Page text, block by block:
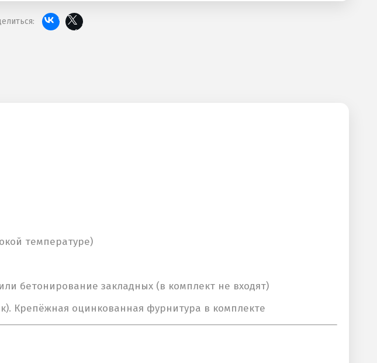
температуре)
бетонирование закладных (в комплект не входят)
Крепёжная оцинкованная фурнитура в комплекте